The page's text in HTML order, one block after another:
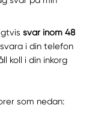
svar inom 48
i din telefon
koll i din inkorg
som nedan: